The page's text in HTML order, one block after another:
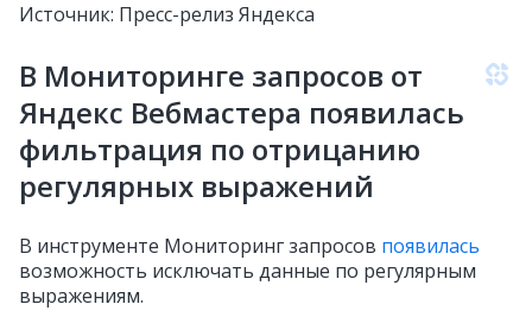
Источник: Пресс-релиз Яндекса
В Мониторинге запросов от
Яндекс Вебмастера появилась
фильтрация по отрицанию
регулярных выражений
В инструменте Мониторинг запросов появилась
возможность исключать данные по регулярным
выражениям.